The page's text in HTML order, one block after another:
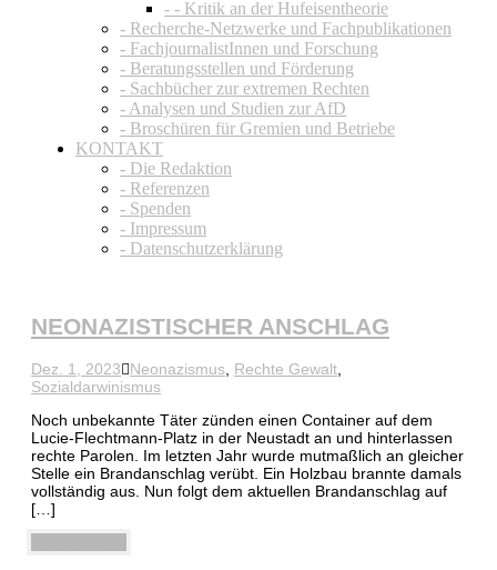
- - Kritik an der Hufeisentheorie
- Recherche-Netzwerke und Fachpublikationen
- FachjournalistInnen und Forschung
- Beratungsstellen und Förderung
- Sachbücher zur extremen Rechten
- Analysen und Studien zur AfD
- Broschüren für Gremien und Betriebe
KONTAKT
- Die Redaktion
- Referenzen
- Spenden
- Impressum
- Datenschutzerklärung
NEONAZISTISCHER ANSCHLAG
Dez. 1, 2023 Neonazismus Rechte Gewalt
Sozialdarwinismus
Noch unbekannte Täter zünden einen Container auf dem
Lucie-Flechtmann-Platz in der Neustadt an und hinterlassen
rechte Parolen. Im letzten Jahr wurde mutmaßlich an gleicher
Stelle ein Brandanschlag verübt. Ein Holzbau brannte damals
vollständig aus. Nun folgt dem aktuellen Brandanschlag auf
[…]